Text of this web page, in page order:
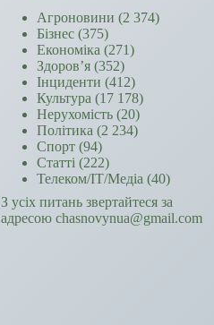
Агроновини (2 374)
Бізнес (375)
Економіка (271)
Здоров’я (352)
Інциденти (412)
Культура (17 178)
Нерухомість (20)
Політика (2 234)
Спорт (94)
Статті (222)
Телеком/ІТ/Медіа (40)
З усіх питань звертайтеся за
адресою chasnovynua@gmail.com